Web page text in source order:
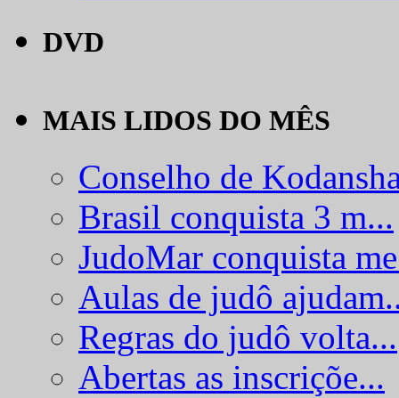
DVD
MAIS LIDOS DO MÊS
Conselho de
Brasil conquista 3 m...
JudoMar conquista
Aulas de judô
Regras do judô volta...
Abertas as inscriçõe...